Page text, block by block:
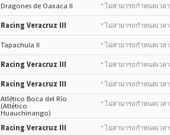
Dragones de Oaxaca II * ไม่สามารถกำหนดเวล
Racing Veracruz III * ไม่สามารถกำหนดเวล
Tapachula II * ไม่สามารถกำหนดเวล
Racing Veracruz III * ไม่สามารถกำหนดเวล
Racing Veracruz III * ไม่สามารถกำหนดเวล
Atlético Boca del Río
(Atlético
Huauchinango)
* ไม่สามารถกำหนดเวล
Racing Veracruz III * ไม่สามารถกำหนดเวล